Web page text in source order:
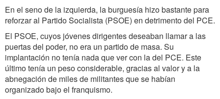
En el seno de la izquierda, la burguesía hizo bastante para
reforzar al Partido Socialista (PSOE) en detrimento del PCE.
El PSOE, cuyos jóvenes dirigentes deseaban llamar a las
puertas del poder, no era un partido de masa. Su
implantación no tenía nada que ver con la del PCE. Este
último tenía un peso considerable, gracias al valor y a la
abnegación de miles de militantes que se habían
organizado bajo el franquismo.